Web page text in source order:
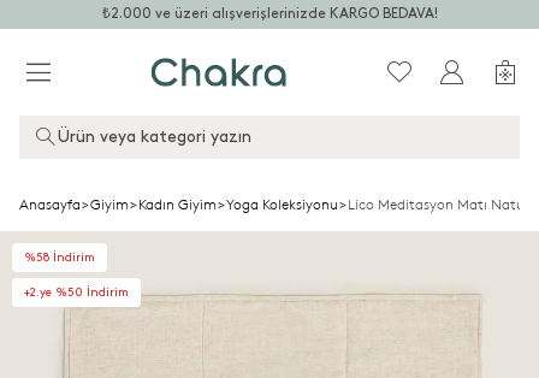
₺2.000 ve üzeri alışverişlerinizde KARGO BEDAVA!
Ürün veya kategori yazın
Anasayfa>Giyim>Kadın Giyim>Yoga Koleksiyonu>Lico Meditasyon Matı
%58 İndirim
+2.ye %50 İndirim